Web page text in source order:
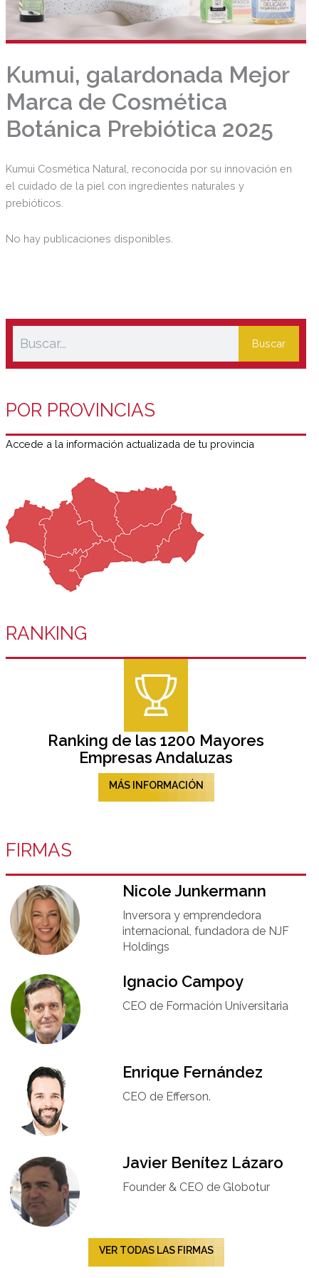
Kumui, galardonada Mejor
Marca de Cosmética
Botánica Prebiótica 2025
Kumui Cosmética Natural, reconocida por su innovación en
el cuidado de la piel con ingredientes naturales y
prebióticos.
No hay publicaciones disponibles.
Buscar
POR PROVINCIAS
Accede a la información actualizada de tu provincia
RANKING
Ranking de las 1200 Mayores
Empresas Andaluzas
MÁS INFORMACIÓN
FIRMAS
Nicole Junkermann​
Inversora y emprendedora
internacional, fundadora de NJF
Holdings
Ignacio Campoy​
CEO de Formación Universitaria​
Enrique Fernández
CEO de Efferson.
Javier Benítez Lázaro
Founder & CEO de Globotur​
VER TODAS LAS FIRMAS